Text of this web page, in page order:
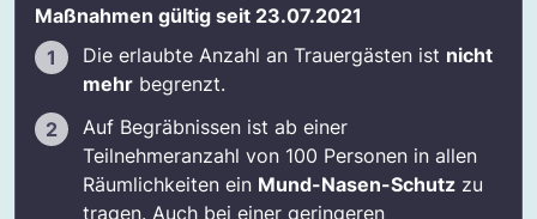
Maßnahmen gültig seit 23.07.2021
Die erlaubte Anzahl an Trauergästen ist nicht
mehr begrenzt.
Auf Begräbnissen ist ab einer
Teilnehmeranzahl von 100 Personen in allen
Räumlichkeiten ein Mund-Nasen-Schutz zu
tragen. Auch bei einer geringeren